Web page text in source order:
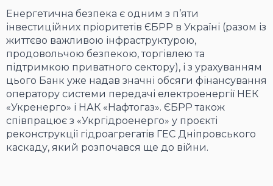
Енергетична безпека є одним з п’яти
інвестиційних пріоритетів ЄБРР в Україні (разом із
життєво важливою інфраструктурою,
продовольчою безпекою, торгівлею та
підтримкою приватного сектору), і з урахуванням
цього Банк уже надав значні обсяги фінансування
оператору системи передачі електроенергії НЕК
«Укренерго» і НАК «Нафтогаз». ЄБРР також
співпрацює з «Укргідроенерго» у проєкті
реконструкції гідроагрегатів ГЕС Дніпровського
каскаду, який розпочався ще до війни.